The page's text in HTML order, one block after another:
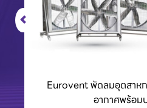
Eurovent พัดลมอุตสาห
อากาศพร้อม